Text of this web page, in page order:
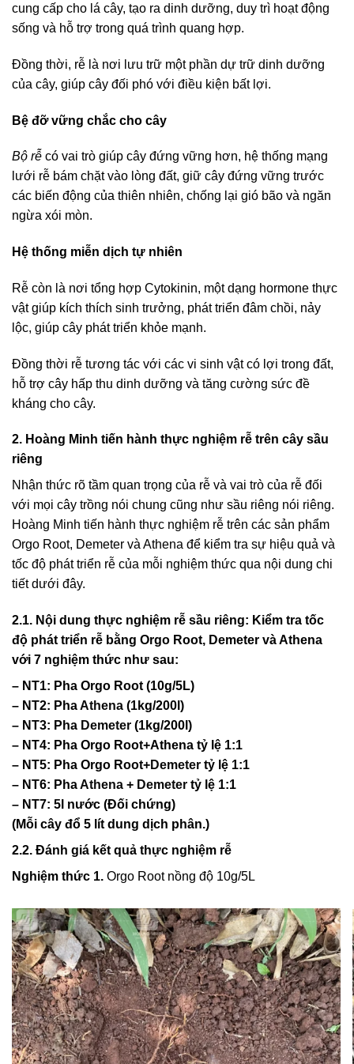
cung cấp cho lá cây, tạo ra dinh dưỡng, duy trì hoạt động
sống và hỗ trợ trong quá trình quang hợp.
Đồng thời, rễ là nơi lưu trữ một phần dự trữ dinh dưỡng
của cây, giúp cây đối phó với điều kiện bất lợi.
Bệ đỡ vững chắc cho cây
Bộ rễ có vai trò giúp cây đứng vững hơn, hệ thống mạng
lưới rễ bám chặt vào lòng đất, giữ cây đứng vững trước
các biến động của thiên nhiên, chống lại gió bão và ngăn
ngừa xói mòn.
Hệ thống miễn dịch tự nhiên
Rễ còn là nơi tổng hợp Cytokinin, một dạng hormone thực
vật giúp kích thích sinh trưởng, phát triển đâm chồi, nảy
lộc, giúp cây phát triển khỏe mạnh.
Đồng thời rễ tương tác với các vi sinh vật có lợi trong đất,
hỗ trợ cây hấp thu dinh dưỡng và tăng cường sức đề
kháng cho cây.
2. Hoàng Minh tiến hành thực nghiệm rễ trên cây sầu
riêng
Nhận thức rõ tầm quan trọng của rễ và vai trò của rễ đối
với mọi cây trồng nói chung cũng như sầu riêng nói riêng.
Hoàng Minh tiến hành thực nghiệm rễ trên các sản phẩm
Orgo Root, Demeter và Athena để kiểm tra sự hiệu quả và
tốc độ phát triển rễ của mỗi nghiệm thức qua nội dung chi
tiết dưới đây.
2.1. Nội dung thực nghiệm rễ sầu riêng: Kiểm tra tốc
độ phát triển rễ bằng Orgo Root, Demeter và Athena
với 7 nghiệm thức như sau:
– NT1: Pha Orgo Root (10g/5L)
– NT2: PhaAthena (1kg/200l)
– NT3: Pha Demeter (1kg/200l)
– NT4: Pha Orgo Root+Athena tỷ lệ 1:1
– NT5: Pha Orgo Root+Demeter tỷ lệ 1:1
– NT6: PhaAthena + Demeter tỷ lệ 1:1
– NT7: 5l nước (Đối chứng)
(Mỗi cây đổ 5 lít dung dịch phân.)
2.2. Đánh giá kết quả thực nghiệm rễ
Nghiệm thức 1. Orgo Root nồng độ 10g/5L